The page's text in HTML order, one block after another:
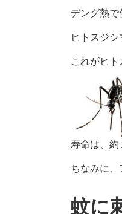
デング熱
ヒトスジシ
これがヒト
寿命は、約
ちなみに
蚊に